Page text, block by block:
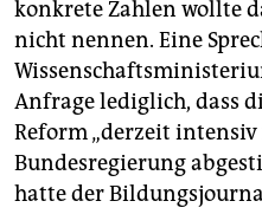
konkrete Zahlen wollte
nicht nennen. Eine
Anfrage lediglich, dass
Reform „derzeit
Bundesregierung
hatte der